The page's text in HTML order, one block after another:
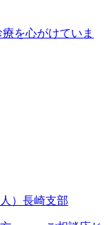
を心がけていま
）長崎支部